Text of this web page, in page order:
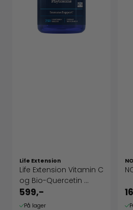
Life Extension
Life Extension Vitamin C
og Bio-Quercetin ...
599,-
På lager